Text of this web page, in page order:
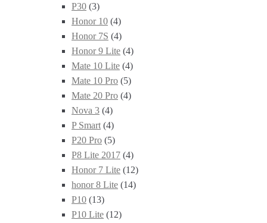
P30 (3)
Honor 10 (4)
Honor 7S (4)
Honor 9 Lite (4)
Mate 10 Lite (4)
Mate 10 Pro (5)
Mate 20 Pro (4)
Nova 3 (4)
P Smart (4)
P20 Pro (5)
P8 Lite 2017 (4)
Honor 7 Lite (12)
honor 8 Lite (14)
P10 (13)
P10 Lite (12)